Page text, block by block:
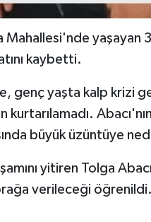
Mahallesi'nde yaşayan
kaybetti.
genç yaşta kalp krizi
büyük üzüntüye
yitiren Tolga
verileceği öğrenildi.